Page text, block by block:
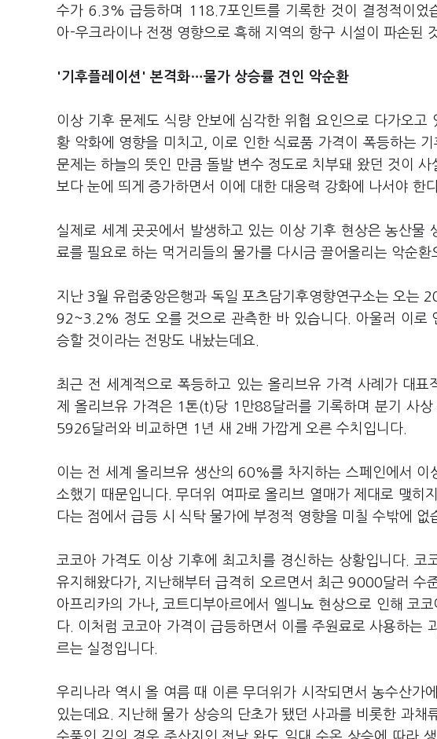
수가 6.3% 급등하며 118.7포인트를 기록한 것이 결정적이었
아-우크라이나 전쟁 영향으로 흑해 지역의 항구 시설이 파손된
'기후플레이션' 본격화…물가 상승률 견인 악순환
이상 기후 문제도 식량 안보에 심각한 위협 요인으로 다가오
황 악화에 영향을 미치고, 이로 인한 식료품 가격이 폭등하는
문제는 하늘의 뜻인 만큼 돌발 변수 정도로 치부돼 왔던 것이
보다 눈에 띄게 증가하면서 이에 대한 대응력 강화에 나서야 한
실제로 세계 곳곳에서 발생하고 있는 이상 기후 현상은 농산물
료를 필요로 하는 먹거리들의 물가를 다시금 끌어올리는 악순환
지난 3월 유럽중앙은행과 독일 포츠담기후영향연구소는 오는
92~3.2% 정도 오를 것으로 관측한 바 있습니다. 아울러 이로
승할 것이라는 전망도 내놨는데요.
최근 전 세계적으로 폭등하고 있는 올리브유 가격 사례가 대
제 올리브유 가격은 1톤(t)당 1만88달러를 기록하며 분기 사
5926달러와 비교하면 1년 새 2배 가깝게 오른 수치입니다.
이는 전 세계 올리브유 생산의 60%를 차지하는 스페인에서
소했기 때문입니다. 무더위 여파로 올리브 열매가 제대로 맺히
다는 점에서 급등 시 식탁 물가에 부정적 영향을 미칠 수밖에 없
코코아 가격도 이상 기후에 최고치를 경신하는 상황입니다.
유지해왔다가, 지난해부터 급격히 오르면서 최근 9000달러 수
아프리카의 가나, 코트디부아르에서 엘니뇨 현상으로 인해 코
다. 이처럼 코코아 가격이 급등하면서 이를 주원료로 사용하는
르는 실정입니다.
우리나라 역시 올 여름 때 이른 무더위가 시작되면서 농수산가
있는데요. 지난해 물가 상승의 단초가 됐던 사과를 비롯한 과채